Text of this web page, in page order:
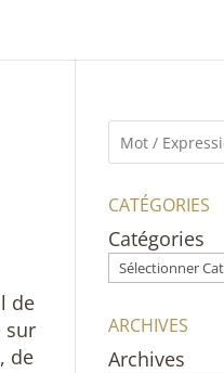
de
sur
de
CATÉGORIES
Catégories
ARCHIVES
Archives